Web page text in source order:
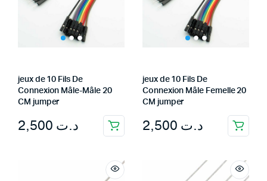
jeux de 10 Fils De
Connexion Mâle-Mâle 20
CM jumper
د.ت
jeux de 10 Fils De
Connexion Mâle Femelle 20
CM jumper
د.ت